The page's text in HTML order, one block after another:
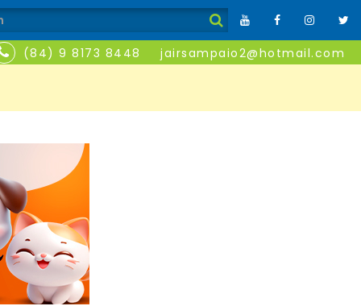
(84) 9 8173 8448 jairsampaio2@hotmail.com